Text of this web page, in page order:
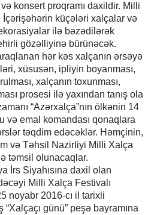
konsert proqramı daxildir. Milli
İçərişəhərin küçələri xalçalar və
ilə bəzədilərək
gözəlliyinə bürünəcək.
hər kəs xalçanın ərsəyə
xüsusən, ipliyin boyanması,
xalçanın toxunması,
prosesi ilə yaxından tanış ola
“Azərxalça”nın ölkənin 14
və emal komandası qonaqlara
təqdim edəcəklər. Həmçinin,
və Təhsil Nazirliyi Milli Xalça
təmsil olunacaqlar.
İrs Siyahısına daxil olan
Milli Xalça Festivalı
noyabr 2016-cı il tarixli
günü” peşə bayramına